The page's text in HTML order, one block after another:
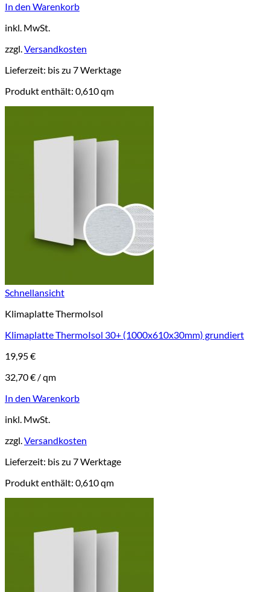
In den Warenkorb
inkl. MwSt.
zzgl.Versandkosten
Lieferzeit: bis zu 7 Werktage
Produkt enthält: 0,610qm
Schnellansicht
Klimaplatte ThermoIsol
Klimaplatte ThermoIsol 30+ (1000x610x30mm) grundiert
19,95€
32,70€ /qm
In den Warenkorb
inkl. MwSt.
zzgl.Versandkosten
Lieferzeit: bis zu 7 Werktage
Produkt enthält: 0,610qm